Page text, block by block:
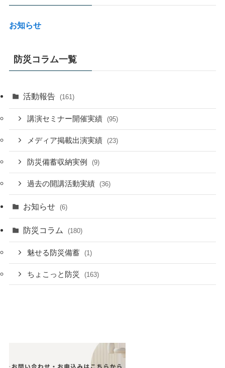
お知らせ
防災コラム一覧
活動報告 (161)
講演セミナー開催実績 (95)
メディア掲載出演実績 (23)
防災備蓄収納実例 (9)
過去の開講活動実績 (36)
お知らせ (6)
防災コラム (180)
魅せる防災備蓄 (1)
ちょこっと防災 (163)